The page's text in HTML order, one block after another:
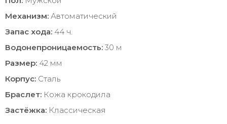
Механизм: Автоматический
Запас хода: 44 ч.
Водонепроницаемость: 30 м
Размер: 42 мм
Корпус: Сталь
Браслет: Кожа крокодила
Застёжка: Классическая